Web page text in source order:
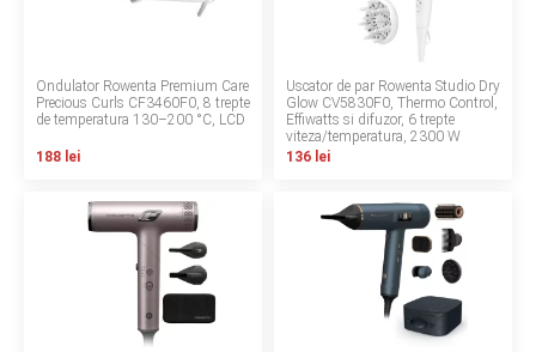
BABY MONITORS
BAIE SI TOALETA
Informatii companie
Ondulator Rowenta Premium Care
Precious Curls CF3460F0, 8 trepte
de temperatura 130–200 °C, LCD
188 lei
Uscator de par Rowenta Studio Dry
Glow CV5830F0, Thermo Control,
Effiwatts si difuzor, 6 trepte
viteza/temperatura, 2300 W
136 lei